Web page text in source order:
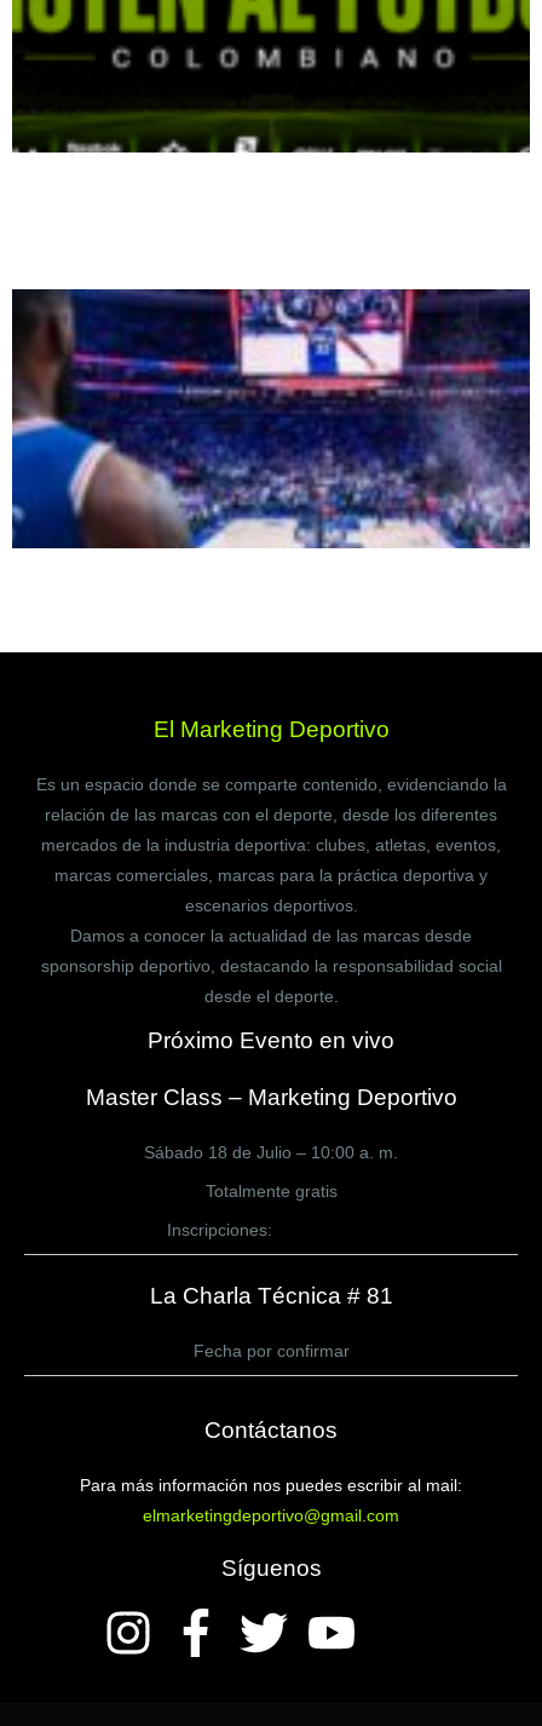
El Marketing Deportivo
Es un espacio donde se comparte contenido, evidenciando la
relación de las marcas con el deporte, desde los diferentes
mercados de la industria deportiva: clubes, atletas, eventos,
marcas comerciales, marcas para la práctica deportiva y
escenarios deportivos.
Damos a conocer la actualidad de las marcas desde
sponsorship deportivo, destacando la responsabilidad social
desde el deporte.
Próximo Evento en vivo
Master Class – Marketing Deportivo
Sábado 18 de Julio – 10:00 a. m.
Totalmente gratis
Inscripciones:
La Charla Técnica # 81
Fecha por confirmar
Contáctanos
Para más información nos puedes escribir al mail:
elmarketingdeportivo@gmail.com
Síguenos